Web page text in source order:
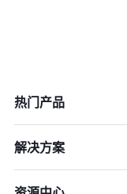
热门产品
解决方案